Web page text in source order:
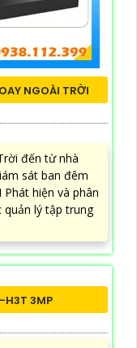
NGOÀI TRỜI
đến từ nhà
sát ban đêm
hiện và phân
quản lý tập trung